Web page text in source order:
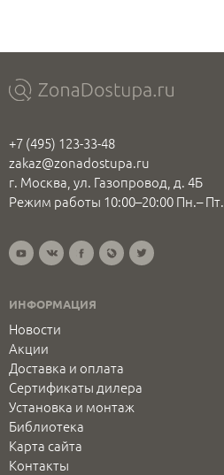
+7 (495) 123-33-48
zakaz@zonadostupa.ru
г. Москва, ул. Газопровод, д. 4Б
Режим работы 10:00–20:00 Пн.– Пт.
ИНФОРМАЦИЯ
Новости
Акции
Доставка и оплата
Сертификаты дилера
Установка и монтаж
Библиотека
Карта сайта
Контакты